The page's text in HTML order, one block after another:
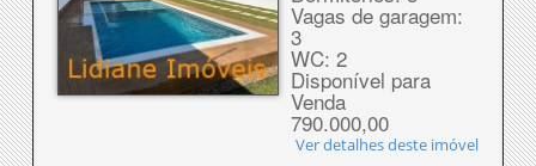
Vagas de garagem:
3
WC: 2
Disponível para
Venda
790.000,00
Ver detalhes deste imóvel